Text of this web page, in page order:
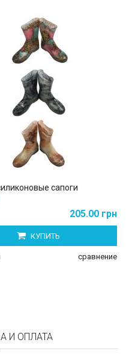
сапоги
205.00 грн
КУПИТЬ
сравнение
И ОПЛАТА